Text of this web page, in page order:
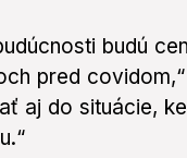
budú
pred
aj do situácie,